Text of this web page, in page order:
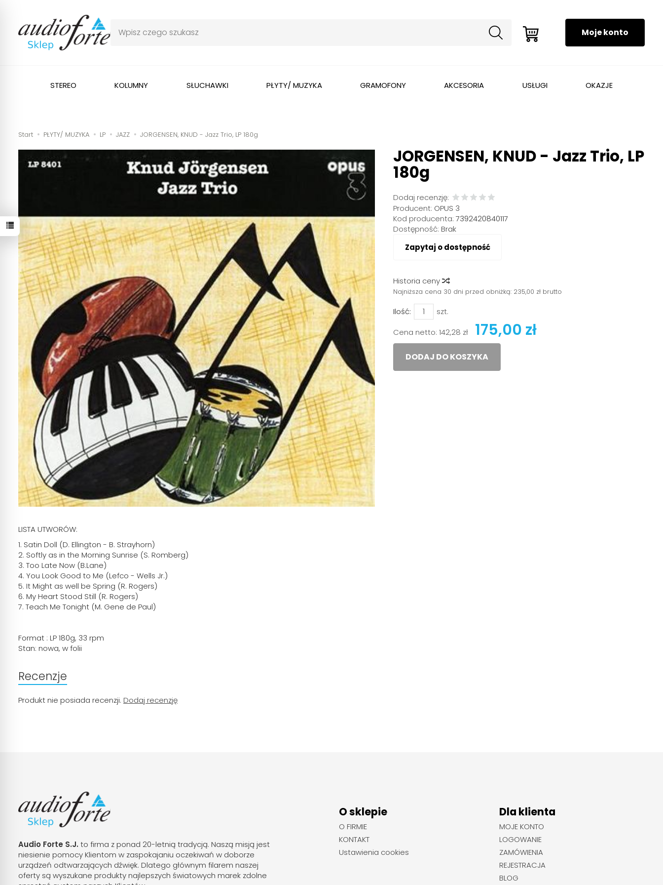
STEREO KOLUMNY SŁUCHAWKI PŁYTY/ MUZYKA GRAMOFONY AKCESORIA USŁUGI OKAZJE
Start PŁYTY/ MUZYKA LP JAZZ JORGENSEN, KNUD - Jazz Trio, LP 180g
JORGENSEN, KNUD - Jazz Trio, LP
180g
Dodaj recenzję:
Producent: OPUS 3
Kod producenta: 7392420840117
Dostępność: Brak
Zapytaj o dostępność
Historia ceny
Najniższa cena 30 dni przed obniżką: 235,00 zł brutto
Ilość:
szt.
Cena netto:142,28 zł 175,00 zł
DODAJ DO KOSZYKA
LISTA UTWORÓW:
1. Satin Doll (D. Ellington - B. Strayhorn)
2. Softly as in the Morning Sunrise (S. Romberg)
3. Too Late Now (B.Lane)
4. You Look Good to Me (Lefco - Wells Jr.)
5. It Might as well be Spring (R. Rogers)
6. My Heart Stood Still (R. Rogers)
7. Teach Me Tonight (M. Gene de Paul)
Format : LP 180g, 33 rpm
Stan: nowa, w folii
Recenzje
Produkt nie posiada recenzji. Dodaj recenzję
Audio Forte S.J. to firma z ponad 20-letnią tradycją. Naszą misją jest
niesienie pomocy Klientom w zaspokajaniu oczekiwań w doborze
urządzeń odtwarzających dźwięk. Dlatego głównym filarem naszej
oferty są wyszukane produkty najlepszych światowych marek zdolne
O sklepie
O FIRMIE
KONTAKT
Ustawienia cookies
Dla klienta
MOJE KONTO
LOGOWANIE
ZAMÓWIENIA
REJESTRACJA
BLOG